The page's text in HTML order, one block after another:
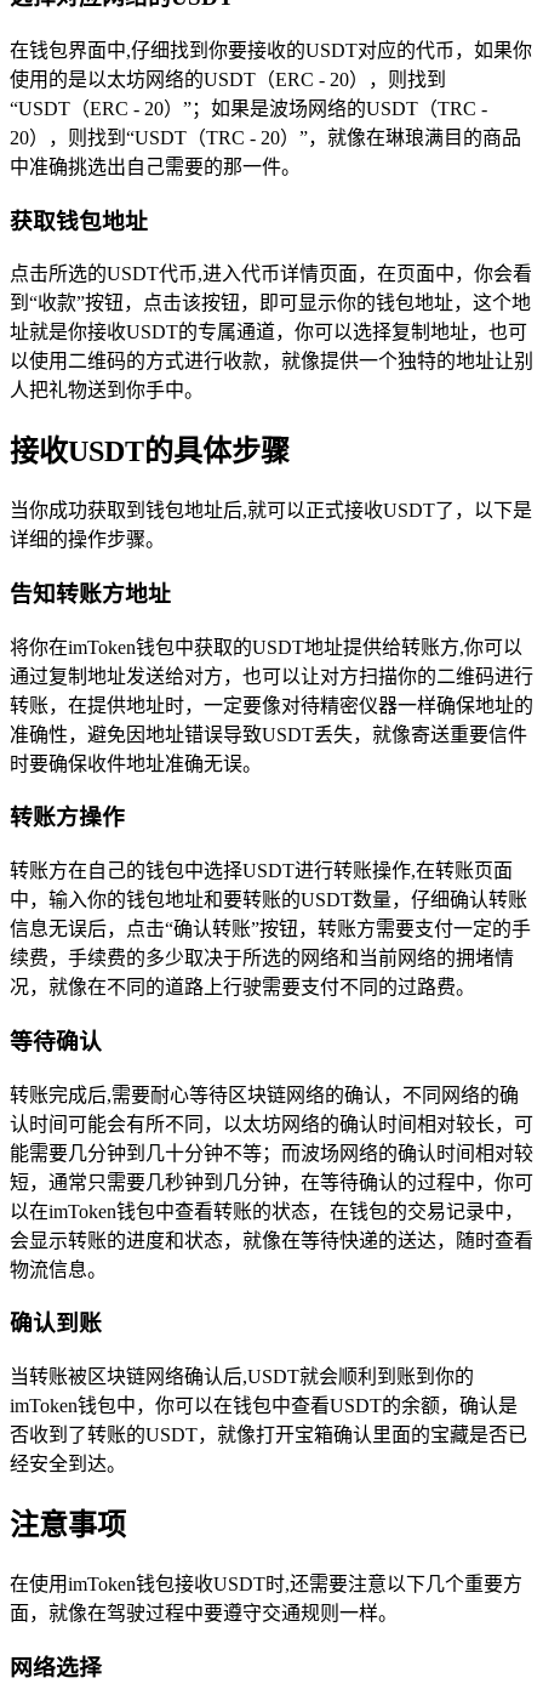
在钱包界面中,仔细找到你要接收的USDT对应的代币，如果你
使用的是以太坊网络的USDT（ERC - 20），则找到
“USDT（ERC - 20）”；如果是波场网络的USDT（TRC -
20），则找到“USDT（TRC - 20）”，就像在琳琅满目的商品
中准确挑选出自己需要的那一件。
获取钱包地址
点击所选的USDT代币,进入代币详情页面，在页面中，你会看
到“收款”按钮，点击该按钮，即可显示你的钱包地址，这个地
址就是你接收USDT的专属通道，你可以选择复制地址，也可
以使用二维码的方式进行收款，就像提供一个独特的地址让别
人把礼物送到你手中。
接收USDT的具体步骤
当你成功获取到钱包地址后,就可以正式接收USDT了，以下是
详细的操作步骤。
告知转账方地址
将你在imToken钱包中获取的USDT地址提供给转账方,你可以
通过复制地址发送给对方，也可以让对方扫描你的二维码进行
转账，在提供地址时，一定要像对待精密仪器一样确保地址的
准确性，避免因地址错误导致USDT丢失，就像寄送重要信件
时要确保收件地址准确无误。
转账方操作
转账方在自己的钱包中选择USDT进行转账操作,在转账页面
中，输入你的钱包地址和要转账的USDT数量，仔细确认转账
信息无误后，点击“确认转账”按钮，转账方需要支付一定的手
续费，手续费的多少取决于所选的网络和当前网络的拥堵情
况，就像在不同的道路上行驶需要支付不同的过路费。
等待确认
转账完成后,需要耐心等待区块链网络的确认，不同网络的确
认时间可能会有所不同，以太坊网络的确认时间相对较长，可
能需要几分钟到几十分钟不等；而波场网络的确认时间相对较
短，通常只需要几秒钟到几分钟，在等待确认的过程中，你可
以在imToken钱包中查看转账的状态，在钱包的交易记录中，
会显示转账的进度和状态，就像在等待快递的送达，随时查看
物流信息。
确认到账
当转账被区块链网络确认后,USDT就会顺利到账到你的
imToken钱包中，你可以在钱包中查看USDT的余额，确认是
否收到了转账的USDT，就像打开宝箱确认里面的宝藏是否已
经安全到达。
注意事项
在使用imToken钱包接收USDT时,还需要注意以下几个重要方
面，就像在驾驶过程中要遵守交通规则一样。
网络选择